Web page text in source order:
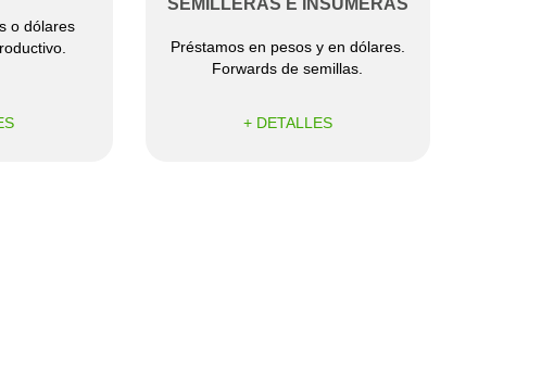
o dólares
SEMILLERAS E INSUMERAS
Préstamos en pesos y en dólares.
Forwards de semillas.
+ DETALLES